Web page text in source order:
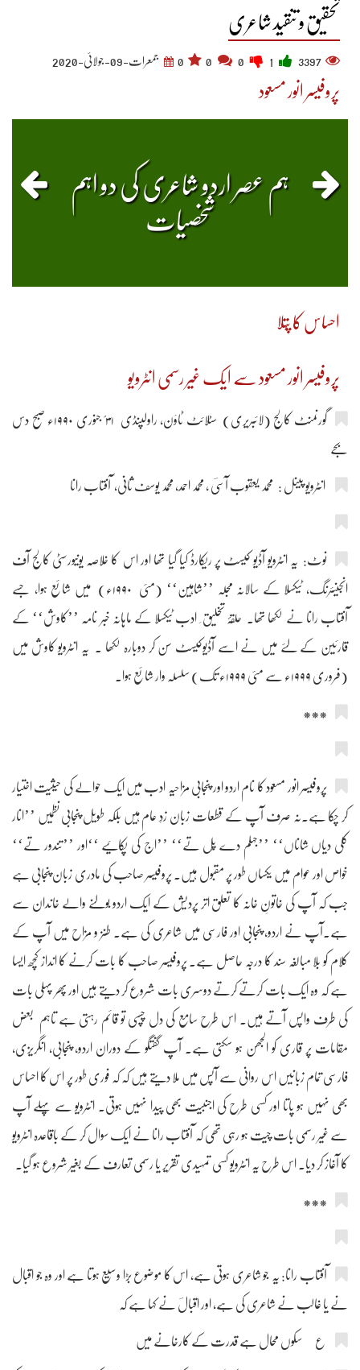
تحقیق و تنقید شاعری
3397
0 جمعرات-09-جولائی-2020
پروفیسر انور مسعود
ہم عصر اردو شاعری کی دو اہم
شخصیات
احساس کا پُتلا
پروفیسر انور مسعود سے ایک غیر رسمی انٹرویو
گورنمنٹ کالج (لائبریری) سٹلائٹ ٹاؤن، راولپنڈی ۳۱؍ جنوری ۱۹۹۰ء صبح دس
بجے
انٹرویو پینل : محمد یعقوب آسیؔ ، محمد احمد، محمد یوسف ثانی، آفتاب رانا
نوٹ: یہ انٹرویو آڈیو کیسٹ پر ریکارڈ کیا گیا تھا اور اس کا خلاصہ یونیورسٹی کالج آف
انجینئرنگ، ٹیکسلا کے سالانہ مجلہ ’’شاہِین‘‘ (مئی ۱۹۹۰ء) میں شائع ہوا، جسے
آفتاب رانا نے لکھا تھا۔ حلقۂ تخلیق ِ ادب ٹیکسلا کے ماہانہ خبر نامہ ’’کاوش‘‘ کے
قارئین کے لئے میں نے اسے آڈیوکیسٹ سن کر دوبارہ لکھا ۔ یہ انٹرویو کاوش میں
(فروری ۱۹۹۹ء سے مئی ۱۹۹۹ء تک) سلسلہ وار شائع ہوا۔
***
پروفیسر انور مسعود کا نام اردو اور پنجابی مزاحیہ ادب میں ایک حوالے کی حیثیت اختیار
کر چکا ہے۔نہ صرف آپ کے قطعات زبان زدِ عام ہیں بلکہ طویل پنجابی نظمیں ’’انار
کلی دیاں شاناں‘‘ ’’جہلم دے پُل تے‘‘ ’’اج کی پکائیے ‘‘اور ’’تندور تے‘‘
خواص اور عوام میں یکساں طور پر مقبول ہیں۔ پروفیسر صاحب کی مادری زبان پنجابی ہے
جب کہ آپ کی خاتونِ خانہ کا تعلق اتر پردیش کے ایک اردو بولنے والے خاندان سے
ہے۔آپ نے اردو، پنجابی اور فارسی میں شاعری کی ہے۔ طنز و مزاح میں آپ کے
کلام کو بلا مبالغہ سند کا درجہ حاصل ہے۔ پروفیسر صاحب کا بات کرنے کا انداز کچھ ایسا
ہے کہ وہ ایک بات کرتے کرتے دوسری بات شروع کر دیتے ہیں اور پھر پہلی بات
کی طرف واپس آتے ہیں۔ اس طرح سامع کی دل چسپی تو قائم رہتی ہے تاہم بعض
مقامات پر قاری کو الجھن ہو سکتی ہے۔ آپ گفتگو کے دوران اردو، پنجابی، انگریزی،
فارسی تمام زبانیں اس روانی سے آپس میں ملا دیتے ہیں کہ کہ فوری طور پر اس کا احساس
بھی نہیں ہو پاتا اور کسی طرح کی اجنبیت بھی پیدا نہیں ہوتی۔ انٹرویو سے پہلے آپ
سے غیر رسمی بات چیت ہو رہی تھی کہ آفتاب رانا نے ایک سوال کر کے باقاعدہ انٹرویو
کا آغاز کر دیا۔ اس طرح یہ انٹرویو کسی تمہیدی تقریر یا رسمی تعارف کے بغیر شروع ہو گیا۔
***
آفتاب رانا: یہ جو شاعری ہوتی ہے، اس کا موضوع بڑا وسیع ہوتا ہے اور وہ جو اقبال
نے یا غالب نے شاعری کی ہے، اور اقبالؔ نے کہا ہے کہ
ع سکوں محال ہے قدرت کے کارخانے میں